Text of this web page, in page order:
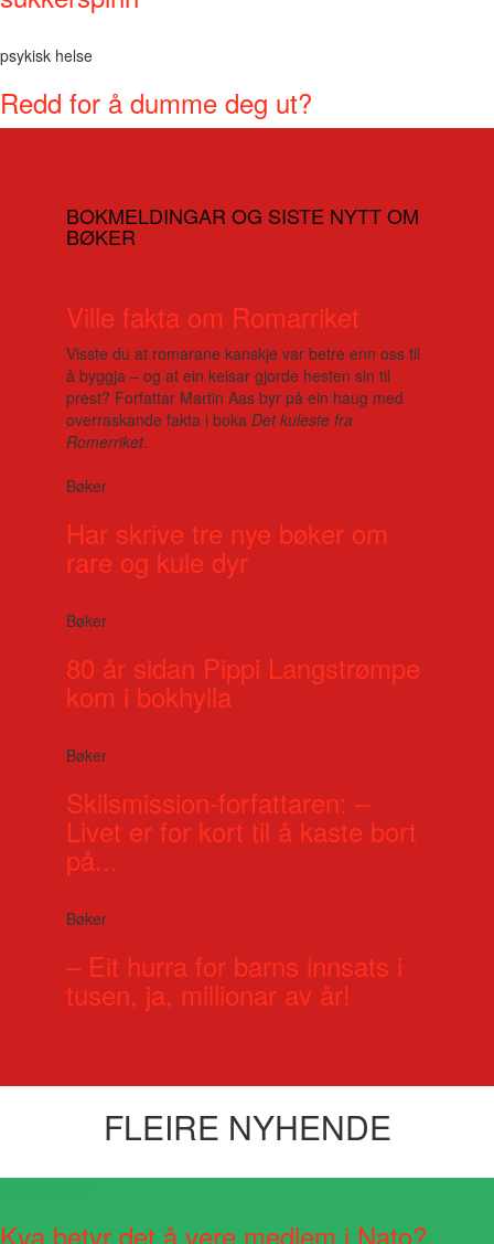
psykisk helse
Redd for å dumme deg ut?
BOKMELDINGAR OG SISTE NYTT OM
BØKER
Ville fakta om Romarriket
Visste du at romarane kanskje var betre enn oss til
å byggja – og at ein keisar gjorde hesten sin til
prest? Forfattar Martin Aas byr på ein haug med
overraskande fakta i boka Det kuleste fra
Romerriket.
Bøker
Har skrive tre nye bøker om
rare og kule dyr
Bøker
80 år sidan Pippi Langstrømpe
kom i bokhylla
Bøker
Skilsmission-forfattaren: –
Livet er for kort til å kaste bort
på...
Bøker
– Eit hurra for barns innsats i
tusen, ja, millionar av år!
FLEIRE NYHENDE
Kva betyr det å vere medlem i Nato?